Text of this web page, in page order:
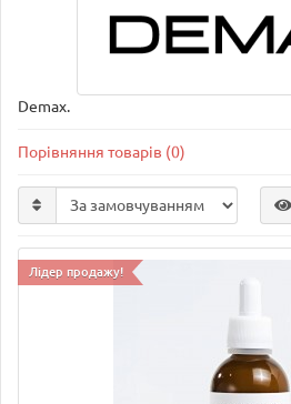
Demax.
Порівняння товарів (0)
Лідер продажу!